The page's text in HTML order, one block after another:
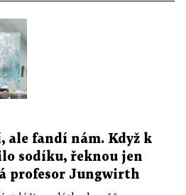
ale fandí nám. Když k
sodíku, řeknou jen
profesor Jungwirth